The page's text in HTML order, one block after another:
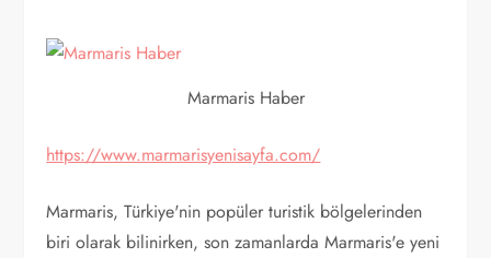
Marmaris Haber
https://www.marmarisyenisayfa.com/
Marmaris, Türkiye'nin popüler turistik bölgelerinden
biri olarak bilinirken, son zamanlarda Marmaris'e yeni